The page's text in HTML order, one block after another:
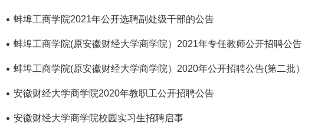
蚌埠工商学院2021年公开选聘副处级干部的公告
蚌埠工商学院(原安徽财经大学商学院）2021年专任教师公开招聘公告
蚌埠工商学院(原安徽财经大学商学院）2020年公开招聘公告(第二批）
安徽财经大学商学院2020年教职工公开招聘公告
安徽财经大学商学院校园实习生招聘启事